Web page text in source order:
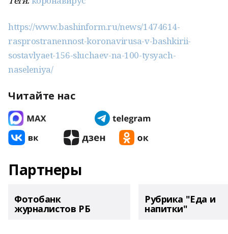
https://www.bashinform.ru/news/1474614-
rasprostranennost-koronavirusa-v-bashkirii-
sostavlyaet-156-sluchaev-na-100-tysyach-
naseleniya/
Читайте нас
Партнеры
Фотобанк
журналистов РБ
Рубрика "Еда и
напитки"